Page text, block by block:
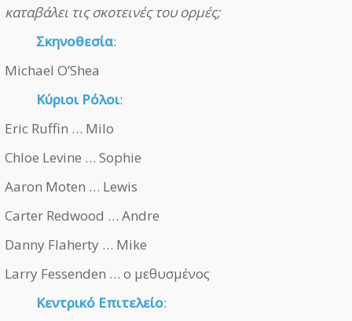
καταβάλει τις σκοτεινές του ορμές;
Σκηνοθεσία:
Michael O’Shea
Κύριοι Ρόλοι:
Eric Ruffin … Milo
Chloe Levine … Sophie
Aaron Moten … Lewis
Carter Redwood … Andre
Danny Flaherty … Mike
Larry Fessenden … ο μεθυσμένος
Κεντρικό Επιτελείο: